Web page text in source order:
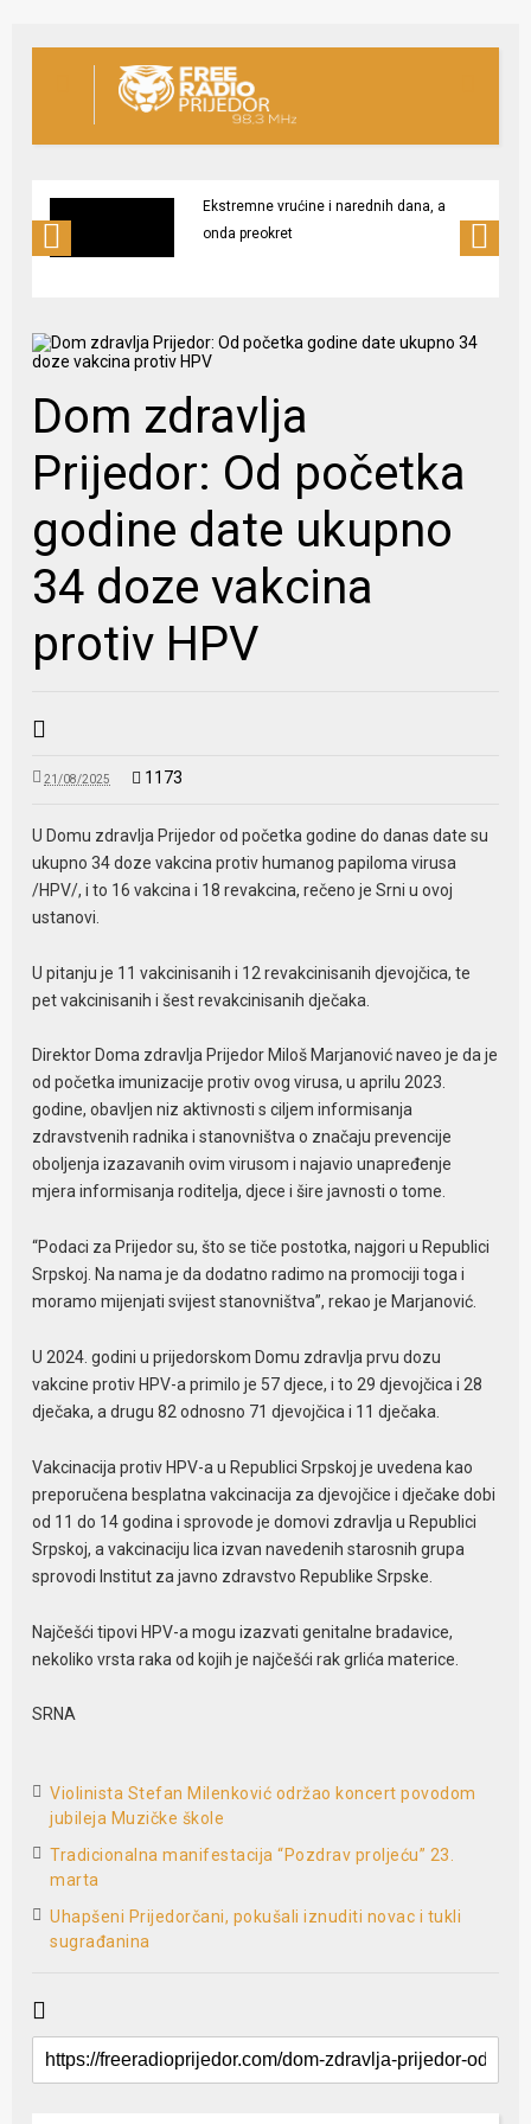
Ekstremne vrućine i narednih dana, a
onda preokret
Dom zdravlja
Prijedor: Od početka
godine date ukupno
34 doze vakcina
protiv HPV
21/08/2025 1173
U Domu zdravlja Prijedor od početka godine do danas date su
ukupno 34 doze vakcina protiv humanog papiloma virusa
/HPV/, i to 16 vakcina i 18 revakcina, rečeno je Srni u ovoj
ustanovi.
U pitanju je 11 vakcinisanih i 12 revakcinisanih djevojčica, te
pet vakcinisanih i šest revakcinisanih dječaka.
Direktor Doma zdravlja Prijedor Miloš Marjanović naveo je da je
od početka imunizacije protiv ovog virusa, u aprilu 2023.
godine, obavljen niz aktivnosti s ciljem informisanja
zdravstvenih radnika i stanovništva o značaju prevencije
oboljenja izazavanih ovim virusom i najavio unapređenje
mjera informisanja roditelja, djece i šire javnosti o tome.
“Podaci za Prijedor su, što se tiče postotka, najgori u Republici
Srpskoj. Na nama je da dodatno radimo na promociji toga i
moramo mijenjati svijest stanovništva”, rekao je Marjanović.
U 2024. godini u prijedorskom Domu zdravlja prvu dozu
vakcine protiv HPV-a primilo je 57 djece, i to 29 djevojčica i 28
dječaka, a drugu 82 odnosno 71 djevojčica i 11 dječaka.
Vakcinacija protiv HPV-a u Republici Srpskoj je uvedena kao
preporučena besplatna vakcinacija za djevojčice i dječake dobi
od 11 do 14 godina i sprovode je domovi zdravlja u Republici
Srpskoj, a vakcinaciju lica izvan navedenih starosnih grupa
sprovodi Institut za javno zdravstvo Republike Srpske.
Najčešći tipovi HPV-a mogu izazvati genitalne bradavice,
nekoliko vrsta raka od kojih je najčešći rak grlića materice.
SRNA
Violinista Stefan Milenković održao koncert povodom
jubileja Muzičke škole
Tradicionalna manifestacija “Pozdrav proljeću” 23.
marta
Uhapšeni Prijedorčani, pokušali iznuditi novac i tukli
sugrađanina